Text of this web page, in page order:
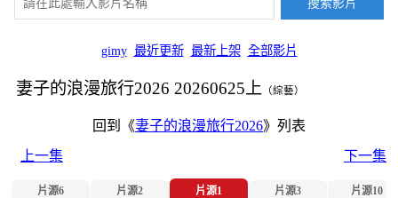
gimy 最近更新 最新上架 全部影片
妻子的浪漫旅行2026 20260625上 （綜藝）
回到《妻子的浪漫旅行2026》列表
上一集
下一集
片源6
片源2
片源1
片源3
片源10